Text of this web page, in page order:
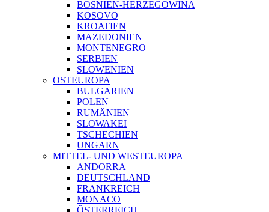
BOSNIEN-HERZEGOWINA
KOSOVO
KROATIEN
MAZEDONIEN
MONTENEGRO
SERBIEN
SLOWENIEN
OSTEUROPA
BULGARIEN
POLEN
RUMÄNIEN
SLOWAKEI
TSCHECHIEN
UNGARN
MITTEL- UND WESTEUROPA
ANDORRA
DEUTSCHLAND
FRANKREICH
MONACO
ÖSTERREICH